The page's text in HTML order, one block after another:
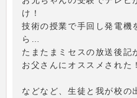
け！
技術の授業で手回し発電機
ら…
たまたまミセスの放送後記
お父さんにオススメされた！
などなど、生徒と我が校の